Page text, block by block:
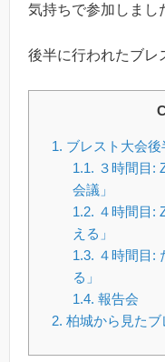
気持ちで参加しまし
後半に行われたブレ
1. ブレスト大会後
1.1. ３時間目:
会議」
1.2. ４時間目:
える」
1.3. ４時間目:
る」
1.4. 報告会
2. 柏城から見たブ